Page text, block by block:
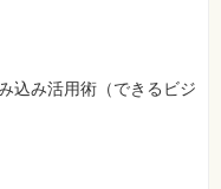
込み活用術（できるビジ